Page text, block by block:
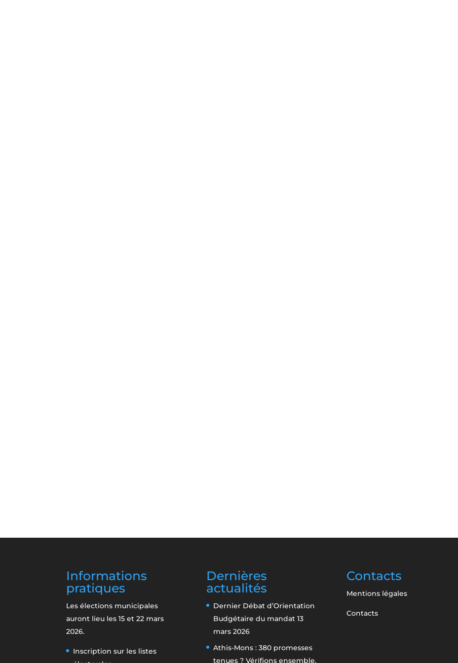
Informations
pratiques
Les élections municipales
auront lieu les 15 et 22 mars
2026.
Inscription sur les listes
Dernières
actualités
Dernier Débat d’Orientation
Budgétaire du mandat 13
mars 2026
Athis-Mons : 380 promesses
tenues ? Vérifions ensemble.
Contacts
Mentions légales
Contacts